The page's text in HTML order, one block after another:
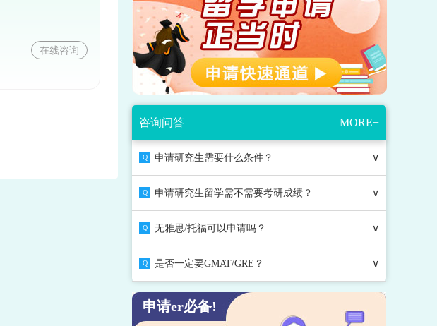
在线咨询
咨询问答 MORE+
Q 申请研究生需要什么条件？ ∨
Q 申请研究生留学需不需要考研成绩？ ∨
Q 无雅思/托福可以申请吗？ ∨
Q 是否一定要GMAT/GRE？ ∨
申请er必备!